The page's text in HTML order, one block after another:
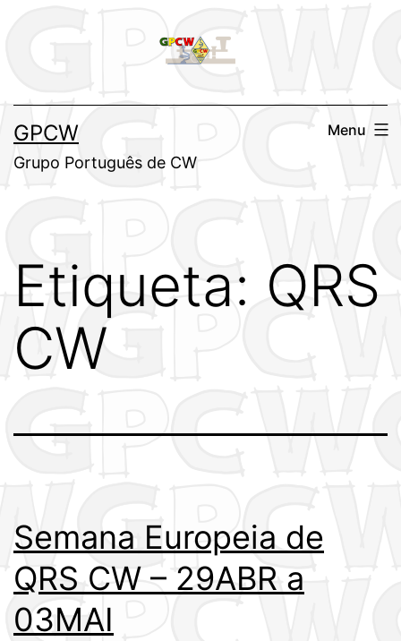
conteúdo
GPCW
Grupo Português de CW
Menu
Etiqueta: QRS
CW
Semana Europeia de
QRS CW – 29ABR a
03MAI